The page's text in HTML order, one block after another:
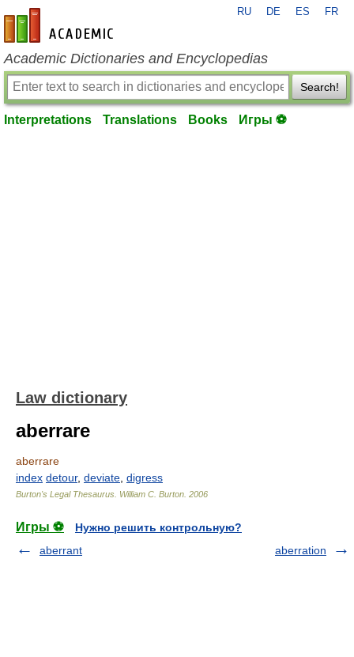
en-academic.com
RU DE ES FR
Academic Dictionaries and Encyclopedias
Search!
Interpretations Translations Books Игры ⚽
Law dictionary
aberrare
aberrare
index detour, deviate digress
Burton's Legal Thesaurus. William C. Burton 2006
Игры ⚽
Нужно решить контрольную?
aberrant
aberration